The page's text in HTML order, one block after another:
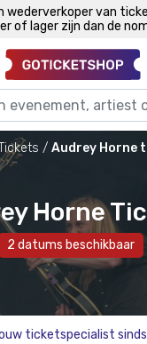
wederverkoper van
of lager zijn dan de
Audrey Horne
Horne
2 datums beschikbaar
ticketspecialist